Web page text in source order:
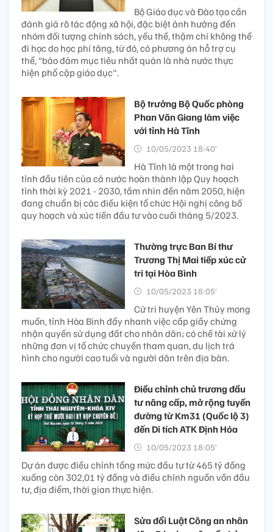
Bộ Giáo dục và Đào tạo cần
đánh giá rõ tác động xã hội, đặc biệt ảnh hưởng đến
nhóm đối tượng chính sách, yếu thế, thậm chí không thể
đi học do học phí tăng, từ đó, có phương án hỗ trợ cụ
thể, “bảo đảm mục tiêu nhất quán là nhà nước thực
hiện phổ cập giáo dục".
Bộ trưởng Bộ Quốc phòng
Phan Văn Giang làm việc
với tỉnh Hà Tĩnh
10/05/2023 18:40’
Hà Tĩnh là một trong hai
tỉnh đầu tiên của cả nước hoàn thành lập Quy hoạch
tỉnh thời kỳ 2021 - 2030, tầm nhìn đến năm 2050, hiện
đang chuẩn bị các điều kiện tổ chức Hội nghị công bố
quy hoạch và xúc tiến đầu tư vào cuối tháng 5/2023.
Thường trực Ban Bí thư
Trương Thị Mai tiếp xúc cử
tri tại Hòa Bình
10/05/2023 18:05’
Cử tri huyện Yên Thủy mong
muốn, tỉnh Hòa Bình đẩy nhanh việc cấp giấy chứng
nhận quyền sử dụng đất cho nhân dân; có chế tài xử lý
những đơn vị tổ chức chuyến tham quan, du lịch trá
hình cho người cao tuổi và người dân trên địa bàn.
Điều chỉnh chủ trương đầu
tư nâng cấp, mở rộng tuyến
đường từ Km31 (Quốc lộ 3)
đến Di tích ATK Định Hóa
10/05/2023 18:05’
Dự án được điều chỉnh tổng mức đầu tư từ 465 tỷ đồng
xuống còn 302,01 tỷ đồng và điều chỉnh nguồn vốn đầu
tư, địa điểm, thời gian thực hiện.
Sửa đổi Luật Công an nhân